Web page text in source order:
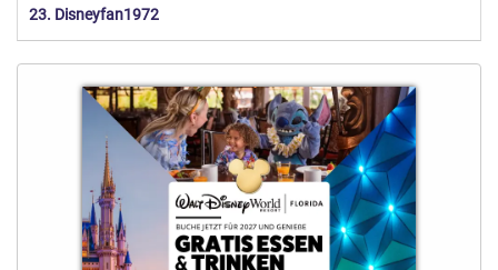
23. Disneyfan1972